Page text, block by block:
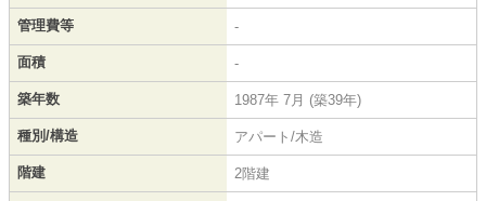
管理費等 -
面積 -
築年数 1987年 7月 (築39年)
種別/構造 アパート/木造
階建 2階建